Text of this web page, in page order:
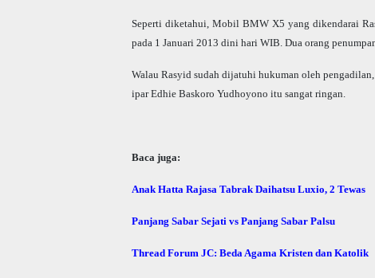
Seperti diketahui, Mobil BMW X5 yang dikendarai
pada 1 Januari 2013 dini hari WIB. Dua orang
Walau Rasyid sudah dijatuhi hukuman oleh
ipar Edhie Baskoro Yudhoyono itu sangat ringan.
Baca juga:
Anak Hatta Rajasa Tabrak Daihatsu Luxio, 2 Tewas
Panjang Sabar Sejati vs Panjang Sabar Palsu
Thread Forum JC: Beda Agama Kristen dan Katolik